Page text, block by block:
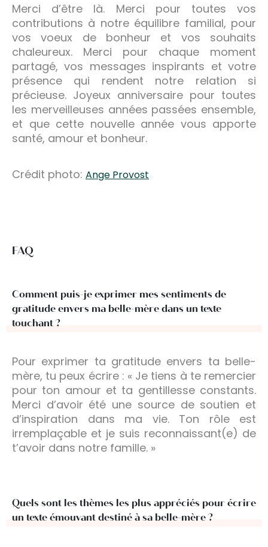
Merci d’être là. Merci pour toutes vos
contributions à notre équilibre familial, pour
vos voeux de bonheur et vos souhaits
chaleureux. Merci pour chaque moment
partagé, vos messages inspirants et votre
présence qui rendent notre relation si
précieuse. Joyeux anniversaire pour toutes
les merveilleuses années passées ensemble,
et que cette nouvelle année vous apporte
santé, amour et bonheur.
Crédit photo: Ange Provost
FAQ
Comment puis-je exprimer mes sentiments de
gratitude envers ma belle-mère dans un texte
touchant ?
Pour exprimer ta gratitude envers ta belle-
mère, tu peux écrire : « Je tiens à te remercier
pour ton amour et ta gentillesse constants.
Merci d’avoir été une source de soutien et
d’inspiration dans ma vie. Ton rôle est
irremplaçable et je suis reconnaissant(e) de
t’avoir dans notre famille. »
Quels sont les thèmes les plus appréciés pour écrire
un texte émouvant destiné à sa belle-mère ?